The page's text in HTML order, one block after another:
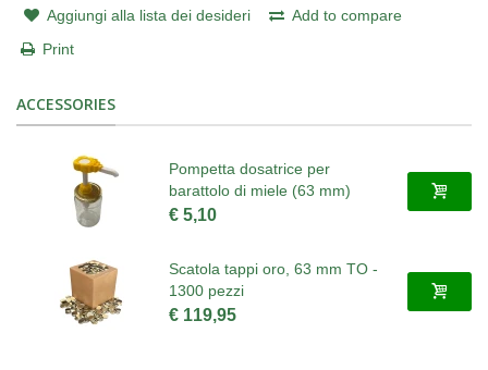
Aggiungi alla lista dei desideri
Add to compare
Print
ACCESSORIES
Pompetta dosatrice per
barattolo di miele (63 mm)
€ 5,10
Scatola tappi oro, 63 mm TO -
1300 pezzi
€ 119,95